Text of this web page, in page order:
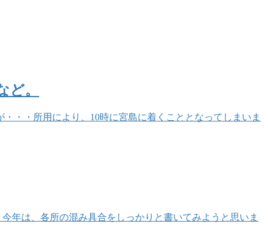
ど。
・・所用により、10時に宮島に着くこととなってしまいま
年は、各所の混み具合をしっかりと書いてみようと思いま